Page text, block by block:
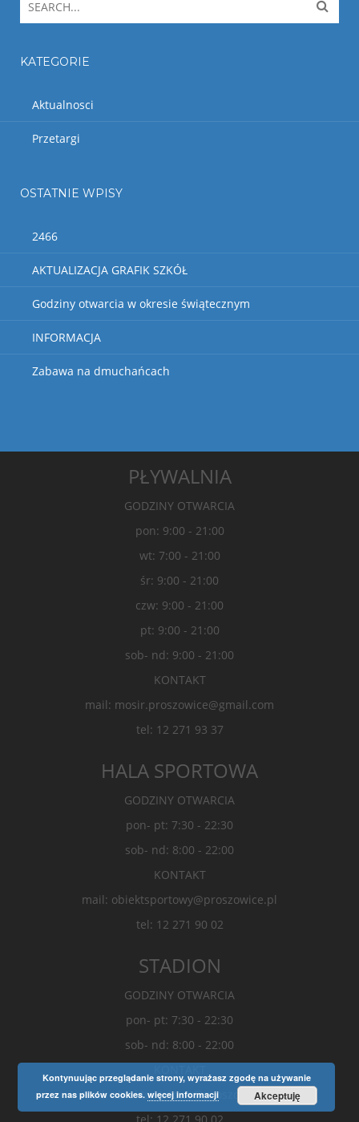
KATEGORIE
Aktualnosci
Przetargi
OSTATNIE WPISY
2466
AKTUALIZACJA GRAFIK SZKÓŁ
Godziny otwarcia w okresie świątecznym
INFORMACJA
Zabawa na dmuchańcach
PŁYWALNIA
GODZINY OTWARCIA
pon: 9:00 - 21:00
wt: 7:00 - 21:00
śr: 9:00 - 21:00
czw: 9:00 - 21:00
pt: 9:00 - 21:00
sob- nd: 9:00 - 21:00
KONTAKT
mail: mosir.proszowice@gmail.com
tel: 12 271 93 37
HALA SPORTOWA
GODZINY OTWARCIA
pon- pt: 7:30 - 22:30
sob- nd: 8:00 - 22:00
KONTAKT
mail: obiektsportowy@proszowice.pl
tel: 12 271 90 02
STADION
GODZINY OTWARCIA
pon- pt: 7:30 - 22:30
sob- nd: 8:00 - 22:00
mail: obiektsportowy@proszowice.pl
tel: 12 271 90 02
Kontynuując przeglądanie strony, wyrażasz zgodę na używanie
przez nas plików cookies. więcej informacji Akceptuję